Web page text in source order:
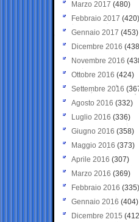
Marzo 2017 (480)
Febbraio 2017 (420)
Gennaio 2017 (453)
Dicembre 2016
Novembre 2016
Ottobre 2016 (424)
Settembre 2016
Agosto 2016 (332)
Luglio 2016 (336)
Giugno 2016 (358)
Maggio 2016 (373)
Aprile 2016 (307)
Marzo 2016 (369)
Febbraio 2016 (335)
Gennaio 2016 (404)
Dicembre 2015